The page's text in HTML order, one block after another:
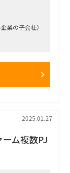
業の子会社）
4社＋海外数
ただく想定。
）なため、実
（タスク管
2025.01.27
ム複数PJ